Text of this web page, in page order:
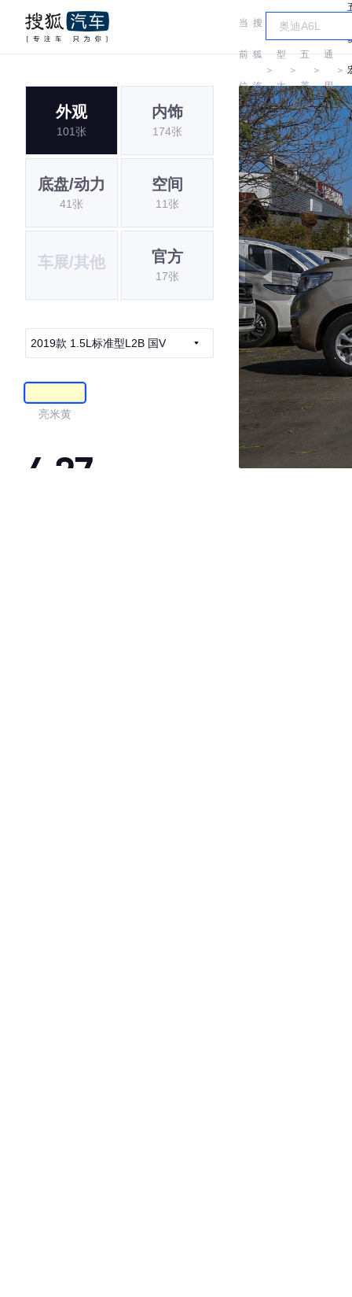
当
前
位
置:
搜
狐
汽
车
＞
车
型
大
全
＞
五
菱
＞
通
用
五
菱
＞
外观
101张
内饰
174张
底盘/动力
41张
空间
11张
车展/其他 官方
17张
2019款 1.5L标准型L2B 国V
亮米黄
4.27